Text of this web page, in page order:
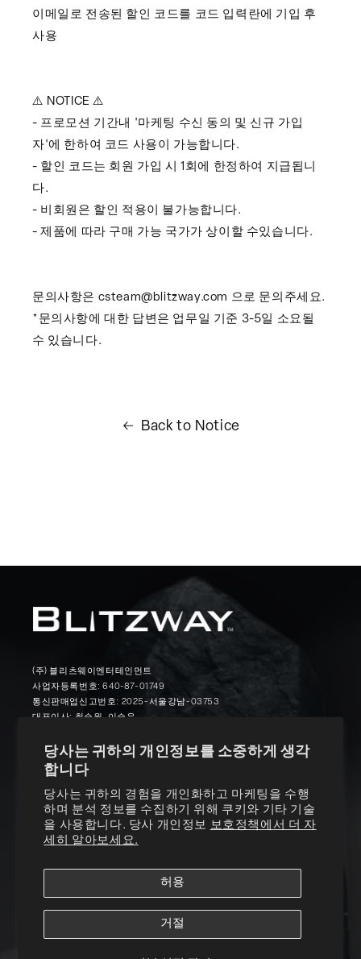
당사는 귀하의 개인정보를 소중하게 생각
합니다
당사는 귀하의 경험을 개인화하고 마케팅을 수행
하며 분석 정보를 수집하기 위해 쿠키와 기타 기술
을 사용합니다. 당사 개인정보 보호정책에서 더 자
세히 알아보세요.
허용
거절
이메일로 전송된 할인 코드를 코드 입력란에 기입 후
사용
⚠️ NOTICE⚠️
- 프로모션 기간내 '마케팅 수신 동의 및 신규 가입
자'에 한하여 코드 사용이 가능합니다.
- 할인 코드는 회원 가입 시 1회에 한정하여 지급됩니
다.
- 비회원은 할인 적용이 불가능합니다.
- 제품에 따라 구매 가능 국가가 상이할 수있습니다.
문의사항은 csteam@blitzway.com 으로 문의주세요.
*문의사항에 대한 답변은 업무일 기준 3-5일 소요될
수 있습니다.
Back to Notice
(주) 블리츠웨이엔터테인먼트
사업자등록번호: 640-87-01749
통신판매업신고번호: 2025-서울강남-03753
대표이사: 최승원, 이승우
대표번호: 02-512-7692
Email: csteam@blitzway.com
Facebook
Instagram
TwitterYouTubeVimeo